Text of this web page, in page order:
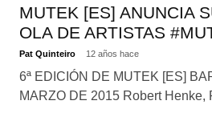
MUTEK [ES] ANUNCIA
OLA DE ARTISTAS
Pat Quinteiro 12 años hace
6ª EDICIÓN DE MUTEK [ES]
MARZO DE 2015 Robert